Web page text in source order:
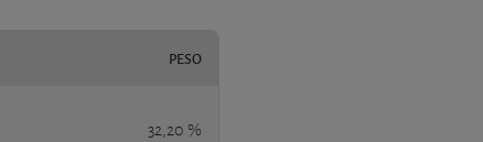
PESO
32,20 %